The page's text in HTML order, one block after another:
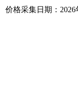
价格采集日期：2026